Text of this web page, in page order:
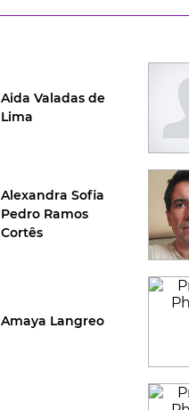
Aida Valadas de
Lima
Alexandra Sofia
Pedro Ramos
Cortês
Amaya Langreo